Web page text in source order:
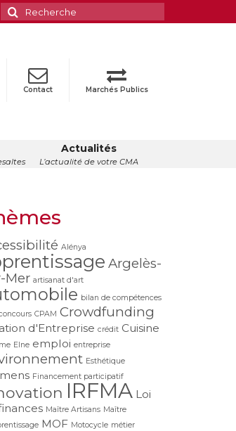
Rechercher
:
Contact Marchés Publics
Actualités
L’actualité de votre CMA
Alénya
Argelès-
Mer artisanat d'art
bilan de compétences
CPAM Crowdfunding
d'Entreprise crédit Cuisine
Elne emploi entreprise
Esthétique
Financement participatif
IRFMA Loi
Maître Artisans Maître
MOF Motocycle métier